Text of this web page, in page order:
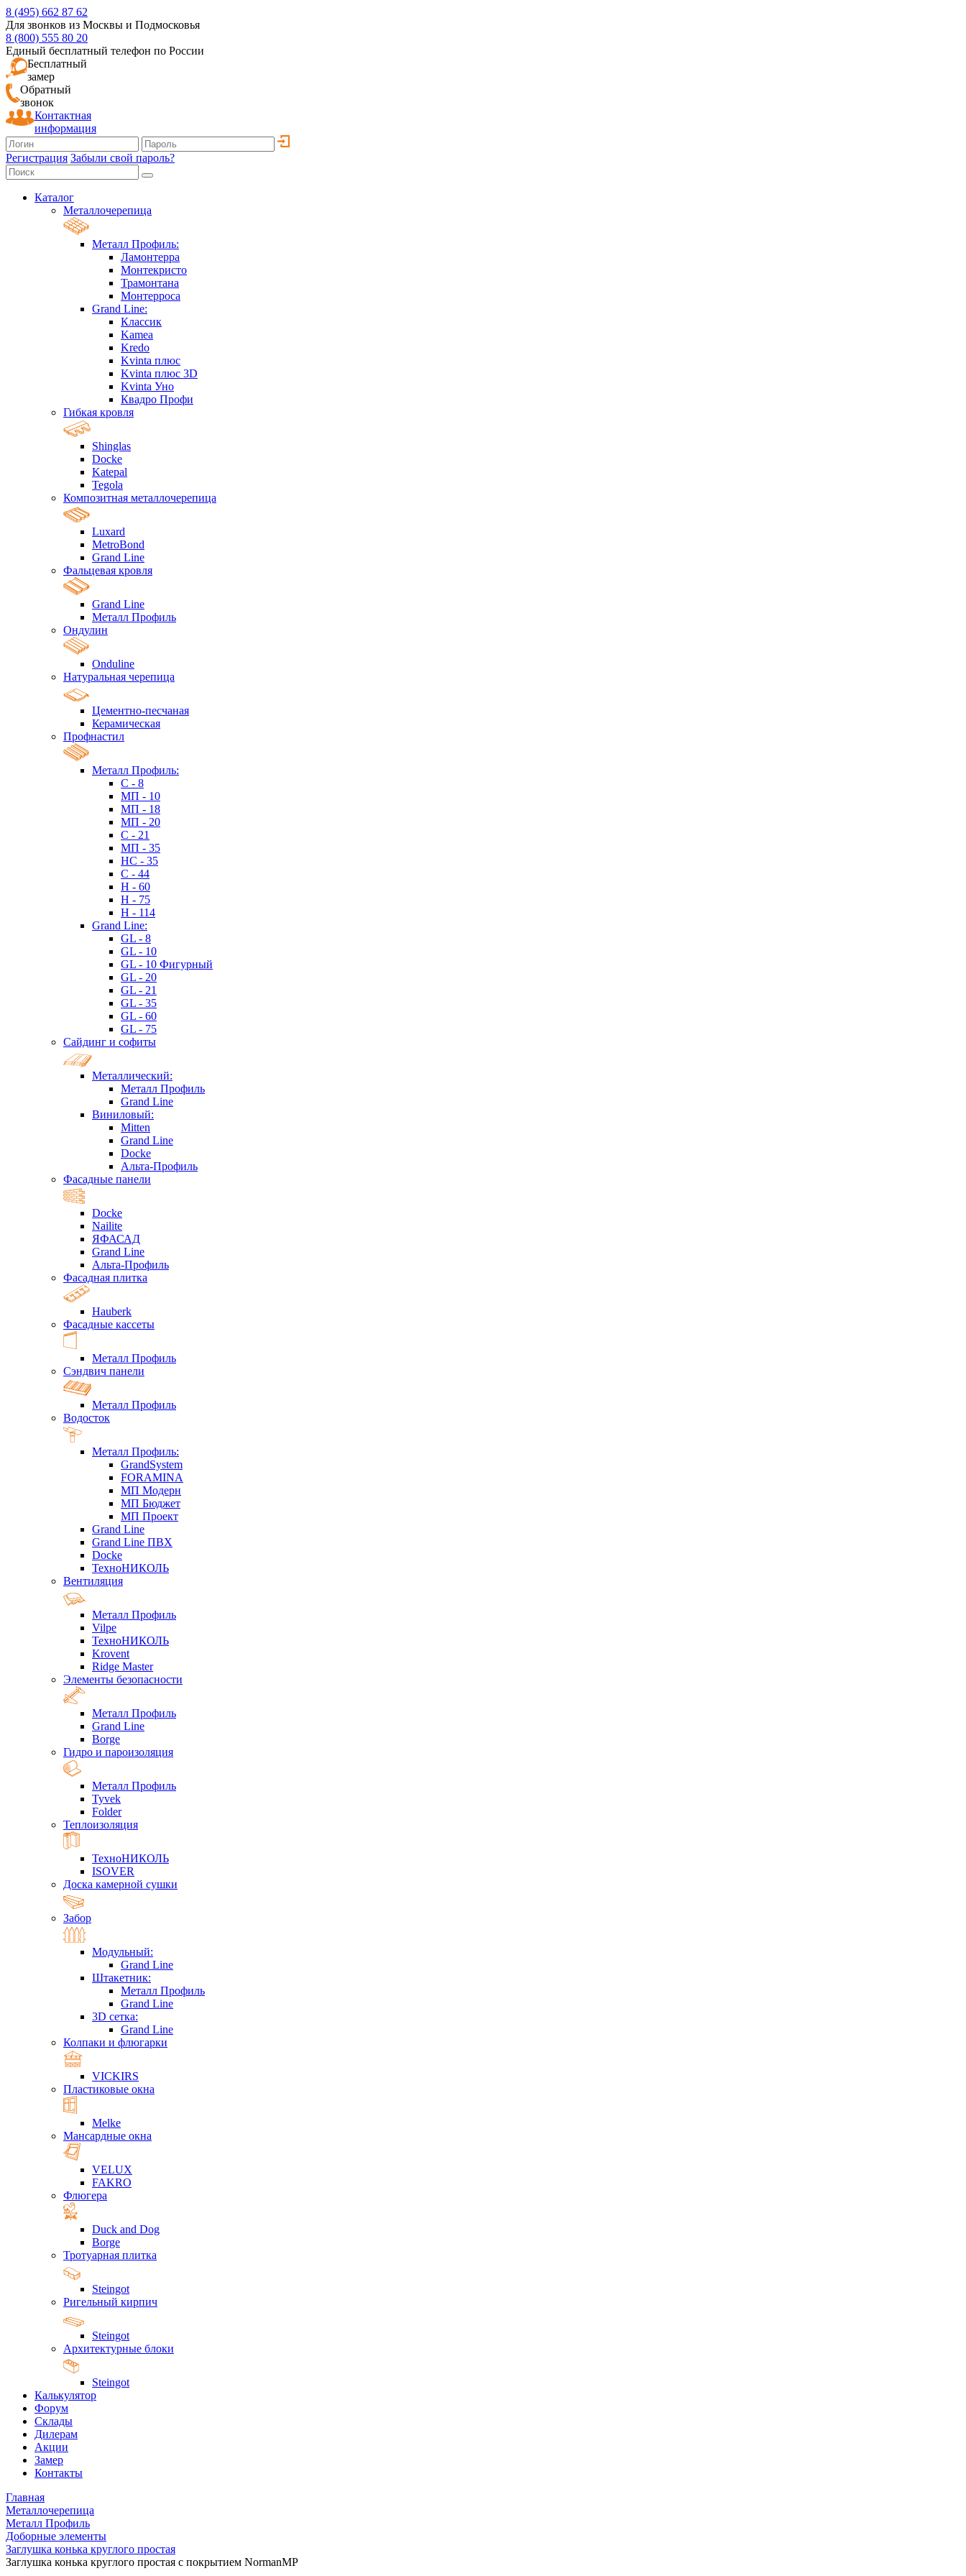
8 (495) 662 87 62
Для звонков из Москвы и Подмосковья
8 (800) 555 80 20
Единый бесплатный телефон по России
Бесплатный
замер
Обратный
звонок
Контактная
информация
Регистрация Забыли свой пароль?
Каталог
Металлочерепица
Металл Профиль:
Ламонтерра
Монтекристо
Трамонтана
Монтерроса
Grand Line:
Классик
Kamea
Kredo
Kvinta плюс
Kvinta плюс 3D
Kvinta Уно
Квадро Профи
Гибкая кровля
Shinglas
Docke
Katepal
Tegola
Композитная металлочерепица
Luxard
MetroBond
Grand Line
Фальцевая кровля
Grand Line
Металл Профиль
Ондулин
Onduline
Натуральная черепица
Цементно-песчаная
Керамическая
Профнастил
Металл Профиль:
C - 8
МП - 10
МП - 18
МП - 20
C - 21
МП - 35
HC - 35
C - 44
H - 60
H - 75
H - 114
Grand Line:
GL - 8
GL - 10
GL - 10 Фигурный
GL - 20
GL - 21
GL - 35
GL - 60
GL - 75
Сайдинг и софиты
Металлический:
Металл Профиль
Grand Line
Виниловый:
Mitten
Grand Line
Docke
Альта-Профиль
Фасадные панели
Docke
Nailite
ЯФАСАД
Grand Line
Альта-Профиль
Фасадная плитка
Hauberk
Фасадные кассеты
Металл Профиль
Сэндвич панели
Металл Профиль
Водосток
Металл Профиль:
GrandSystem
FORAMINA
МП Модерн
МП Бюджет
МП Проект
Grand Line
Grand Line ПВХ
Docke
ТехноНИКОЛЬ
Вентиляция
Металл Профиль
Vilpe
ТехноНИКОЛЬ
Krovent
Ridge Master
Элементы безопасности
Металл Профиль
Grand Line
Borge
Гидро и пароизоляция
Металл Профиль
Tyvek
Folder
Теплоизоляция
ТехноНИКОЛЬ
ISOVER
Доска камерной сушки
Забор
Модульный:
Grand Line
Штакетник:
Металл Профиль
Grand Line
3D сетка:
Grand Line
Колпаки и флюгарки
VICKIRS
Пластиковые окна
Melke
Мансардные окна
VELUX
FAKRO
Флюгера
Duck and Dog
Borge
Тротуарная плитка
Steingot
Ригельный кирпич
Steingot
Архитектурные блоки
Steingot
Калькулятор
Форум
Склады
Дилерам
Акции
Замер
Контакты
Главная
Металлочерепица
Металл Профиль
Доборные элементы
Заглушка конька круглого простая
Заглушка конька круглого простая с покрытием NormanMP